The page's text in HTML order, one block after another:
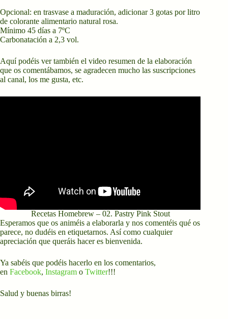
Opcional: en trasvase a maduración, adicionar 3 gotas por litro
de colorante alimentario natural rosa.
Mínimo 45 días a 7ºC
Carbonatación a 2,3 vol.
Aquí podéis ver también el video resumen de la elaboración
que os comentábamos, se agradecen mucho las suscripciones
al canal, los me gusta, etc.
Recetas Homebrew – 02. Pastry Pink Stout
Esperamos que os animéis a elaborarla y nos comentéis qué os
parece, no dudéis en etiquetarnos. Así como cualquier
apreciación que queráis hacer es bienvenida.
Ya sabéis que podéis hacerlo en los comentarios,
en Facebook, Instagram o Twitter!!!
Salud y buenas birras!